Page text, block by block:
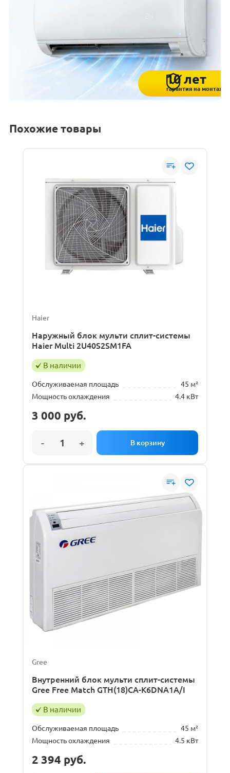
10 лет
гарантия на монтаж
Похожие товары
Haier
Наружный блок мульти сплит-системы
Haier Multi 2U40S2SM1FA
В наличии
Обслуживаемая площадь
45 м²
Мощность охлаждения
4.4 кВт
3 000 руб.
Gree
Внутренний блок мульти сплит-системы
Gree Free Match GTH(18)CA-K6DNA1A/I
В наличии
Обслуживаемая площадь
45 м²
Мощность охлаждения
4.5 кВт
2 394 руб.